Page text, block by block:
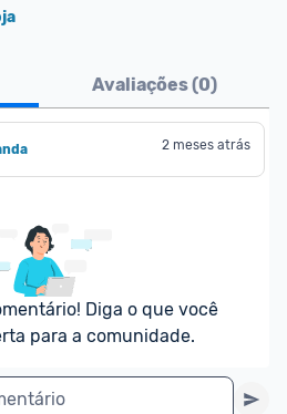
Avaliações (0)
2 meses atrás
Diga o que você
para a comunidade.